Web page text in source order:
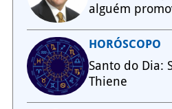
alguém
HORÓSCOPO
Santo do Dia:
Thiene